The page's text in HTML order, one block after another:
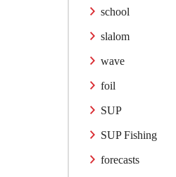
school
slalom
wave
foil
SUP
SUP Fishing
forecasts